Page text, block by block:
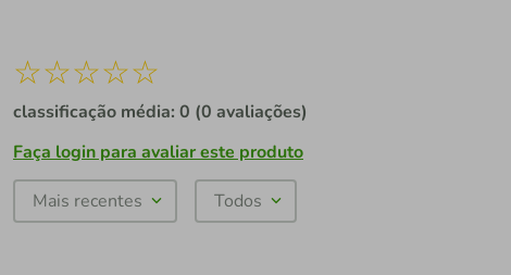
☆☆☆☆☆
classificação média: 0 (0 avaliações)
Faça login para avaliar este produto
Mais recentes Todos